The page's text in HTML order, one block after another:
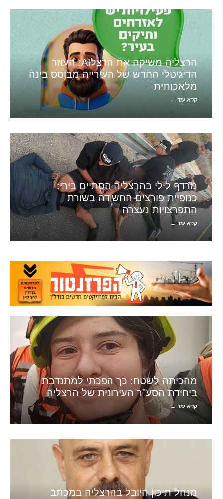
הרצליה משיקה את הרצלAI: העוזר
הדיגיטלי החדש של העירייה מבוסס בינה
מלאכותית
קרא עוד ←
מרדף לילי בהרצליה הסתיים בירי:
כנופיית פורצים החשודה בשורת
התפרצויות נעצרה
קרא עוד ←
מהכיתה לשטח: כך הפכתי למתנדבת
ביחידת הסע"ר העירונית של הרצליה
קרא עוד ←
מנהל תיכון היובל בהרצליה במכתב